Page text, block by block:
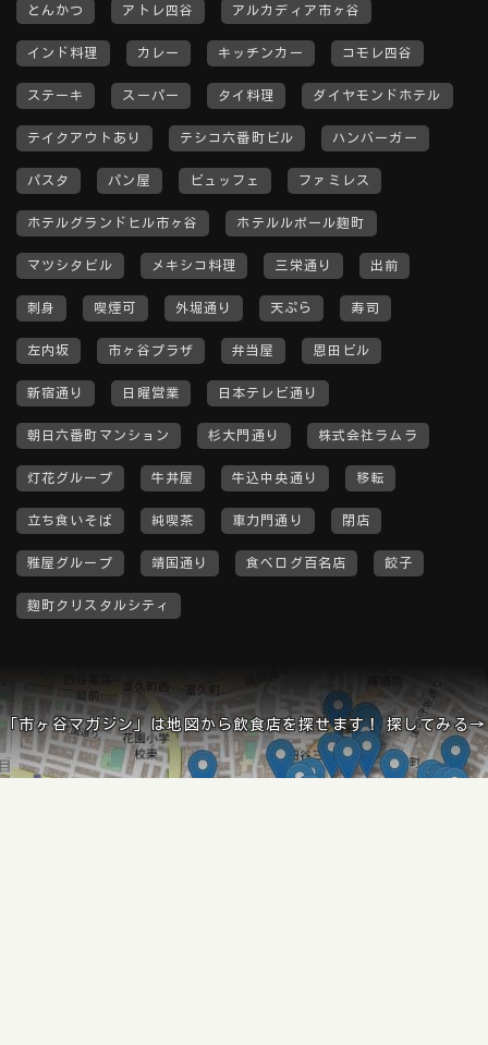
とんかつ アトレ四谷 アルカディア市ヶ谷
インド料理 カレー キッチンカー コモレ四谷
ステーキ スーパー タイ料理 ダイヤモンドホテル
テイクアウトあり テシコ六番町ビル ハンバーガー
パスタ パン屋 ビュッフェ ファミレス
ホテルグランドヒル市ヶ谷 ホテルルポール麹町
マツシタビル メキシコ料理 三栄通り 出前
刺身 喫煙可 外堀通り 天ぷら 寿司
左内坂 市ヶ谷プラザ 弁当屋 恩田ビル
新宿通り 日曜営業 日本テレビ通り
朝日六番町マンション 杉大門通り 株式会社ラムラ
灯花グループ 牛丼屋 牛込中央通り 移転
立ち食いそば 純喫茶 車力門通り 閉店
雅屋グループ 靖国通り 食べログ百名店 餃子
麹町クリスタルシティ
「市ヶ谷マガジン」は地図から飲食店を探せます！ 探してみる→